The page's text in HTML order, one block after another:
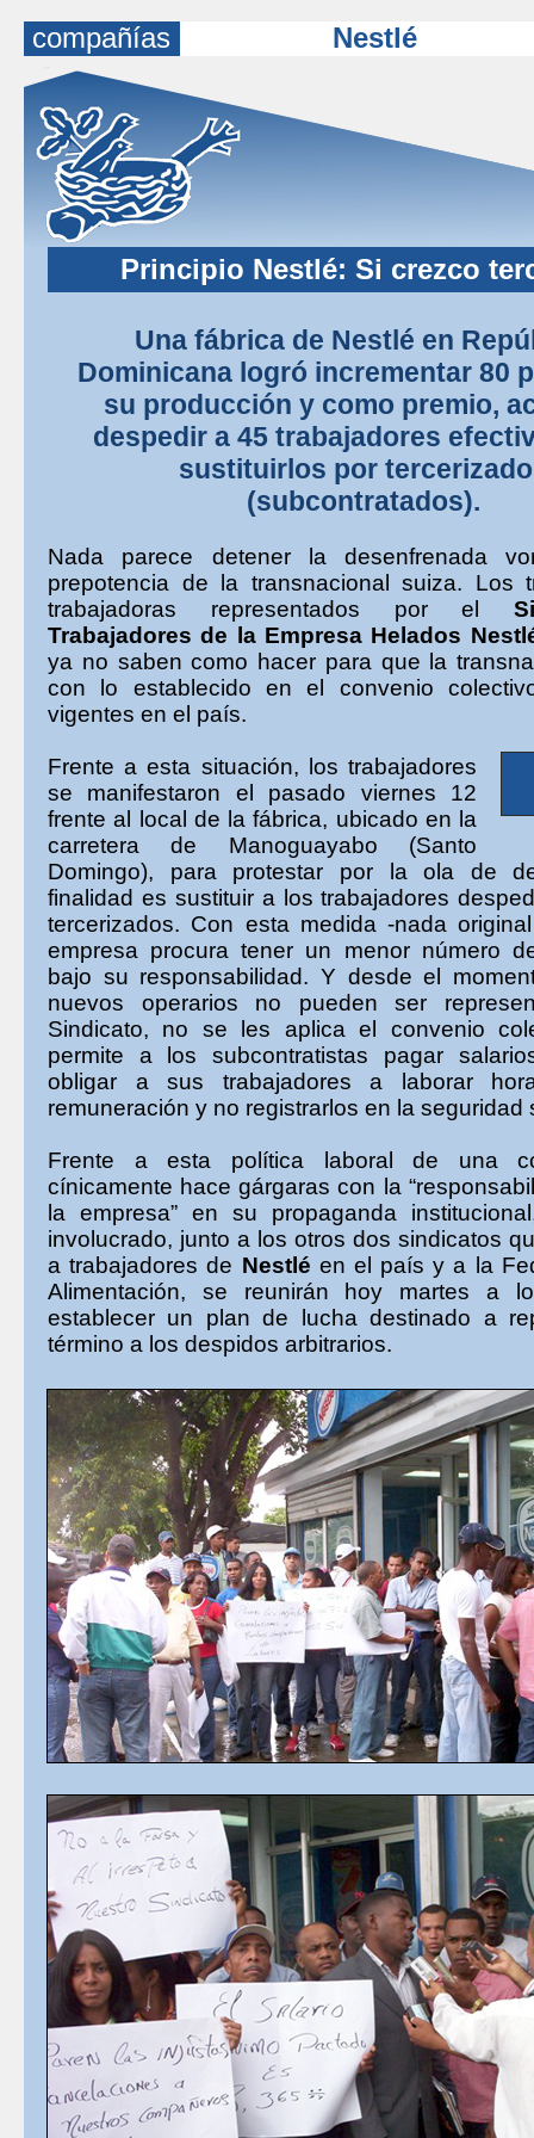
compañías Nestlé
Principio Nestlé: Si crezco
Una fábrica de Nestlé en
Dominicana logró incrementar 80
su producción y como premio,
despedir a 45 trabajadores
sustituirlos por
(subcontratados).
Nada parece detener la desenfrenada
prepotencia de la transnacional suiza. Los
trabajadoras representados por el
Trabajadores de la Empresa Helados
ya no saben como hacer para que la
con lo establecido en el convenio
vigentes en el país.
Frente a esta situación, los trabajadores
se manifestaron el pasado viernes 12
frente al local de la fábrica, ubicado en la
carretera de Manoguayabo (Santo
Domingo), para protestar por la ola de
finalidad es sustituir a los trabajadores
tercerizados. Con esta medida -nada
empresa procura tener un menor número
bajo su responsabilidad. Y desde el
nuevos operarios no pueden ser
Sindicato, no se les aplica el convenio
permite a los subcontratistas pagar
obligar a sus trabajadores a laborar
remuneración y no registrarlos en la seguridad
Frente a esta política laboral de una
cínicamente hace gárgaras con la
la empresa” en su propaganda
involucrado, junto a los otros dos sindicatos
a trabajadores de Nestlé en el país y a la
Alimentación, se reunirán hoy martes a
establecer un plan de lucha destinado a
término a los despidos arbitrarios.